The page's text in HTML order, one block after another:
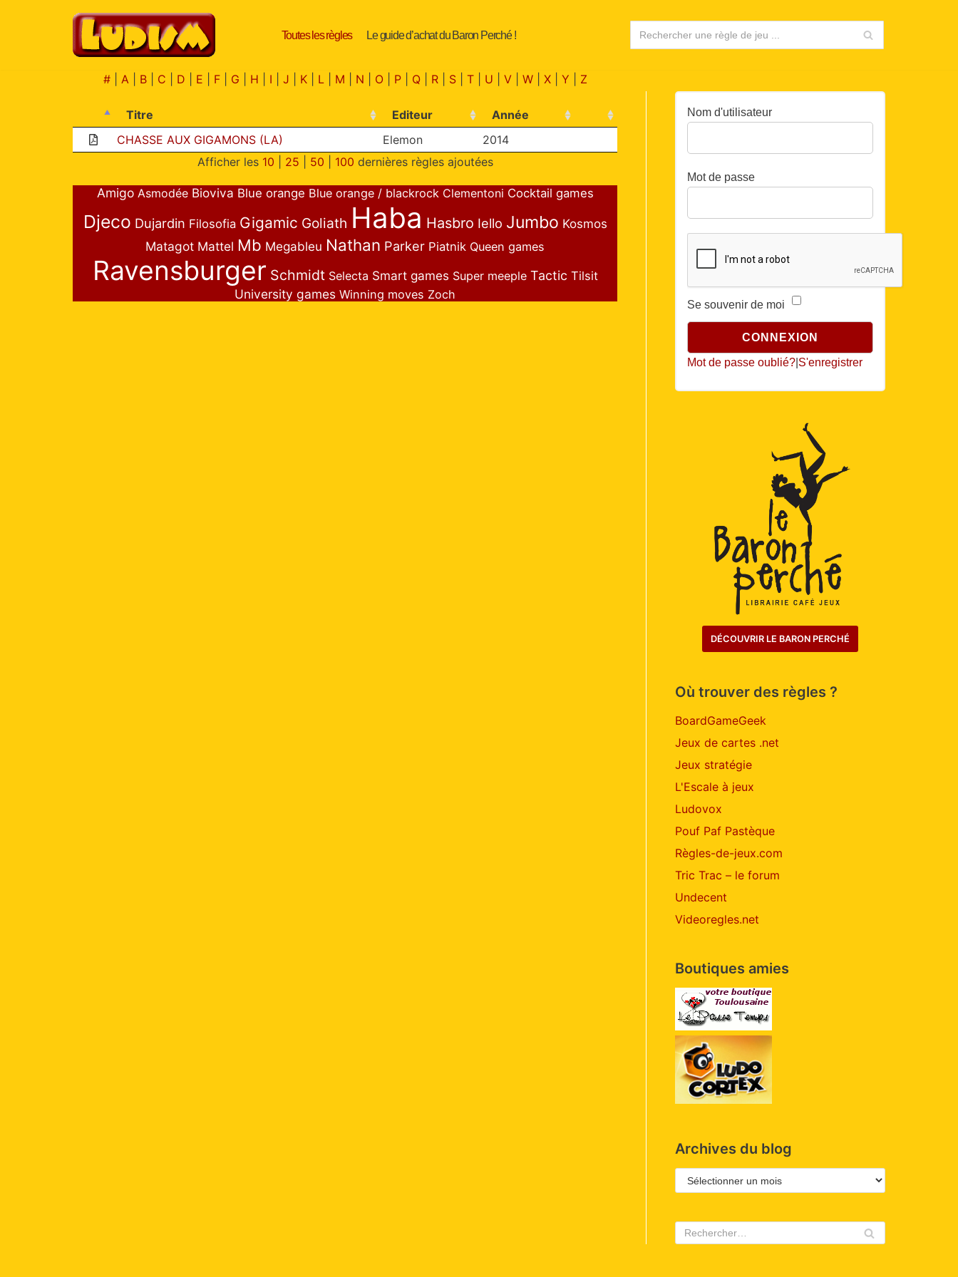
Toutes les règles Le guide d’achat du Baron Perché !
#| A| B| C D E F| G H I J K| L| M N O| P| Q| R| S| T| U V| W| X| Y Z
Titre Editeur
Année
CHASSE AUX GIGAMONS (LA)
Elemon
2014
Afficher les 10 25 50 100 dernières règles ajoutées
Amigo Asmodée Bioviva Blue orange Blue orange / blackrock Clementoni Cocktail games
Djeco Dujardin Filosofia Gigamic Goliath Haba Hasbro Iello Jumbo Kosmos
Matagot Mattel Mb Megableu Nathan Parker Piatnik Queen games
Ravensburger Schmidt Selecta Smart games Super meeple Tactic Tilsit
University games Winning moves Zoch
Nom d'utilisateur
Mot de passe
Se souvenir de moi
Mot de passe oublié? S'enregistrer
DÉCOUVRIR LE BARON PERCHÉ
Où trouver des règles ?
BoardGameGeek
Jeux de cartes .net
Jeux stratégie
L'Escale à jeux
Ludovox
Pouf Paf Pastèque
Règles-de-jeux.com
Tric Trac – le forum
Undecent
Videoregles.net
Boutiques amies
Archives du blog